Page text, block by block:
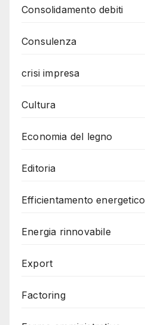
Consolidamento debiti
Consulenza
crisi impresa
Cultura
Economia del legno
Editoria
Efficientamento energetico
Energia rinnovabile
Export
Factoring